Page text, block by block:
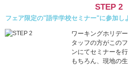
STEP 2
フェア限定の"語学学校セミナー"に参加し
ワーキングホリデ
タッフの方がこの
ンにてセミナーを
もちろん、現地の